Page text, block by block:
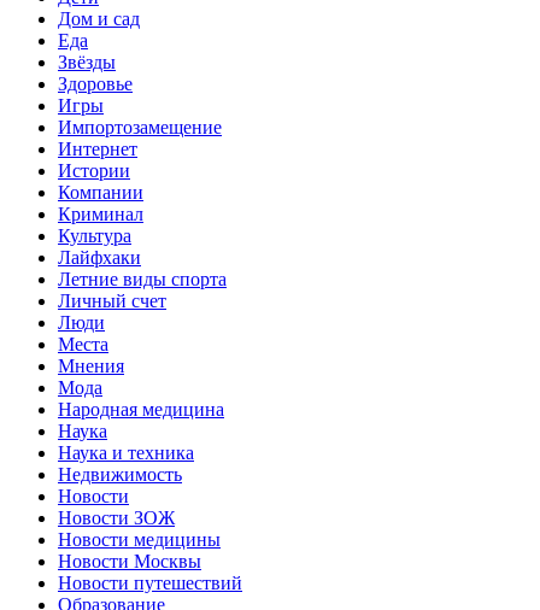
Дом и сад
Еда
Звёзды
Здоровье
Игры
Импортозамещение
Интернет
Истории
Компании
Криминал
Культура
Лайфхаки
Летние виды спорта
Личный счет
Люди
Места
Мнения
Мода
Народная медицина
Наука
Наука и техника
Недвижимость
Новости
Новости ЗОЖ
Новости медицины
Новости Москвы
Новости путешествий
Образование